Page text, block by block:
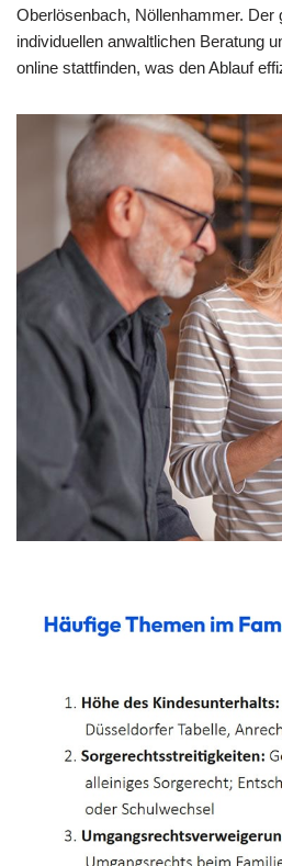
Oberlösenbach, Nöllenhammer.
individuellen anwaltlichen Beratung
online stattfinden, was den Ablauf